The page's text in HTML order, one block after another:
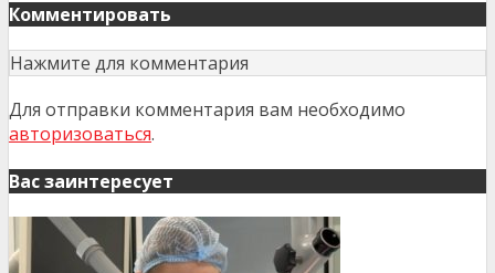
Комментировать
Нажмите для комментария
Для отправки комментария вам необходимо
авторизоваться.
Вас заинтересует